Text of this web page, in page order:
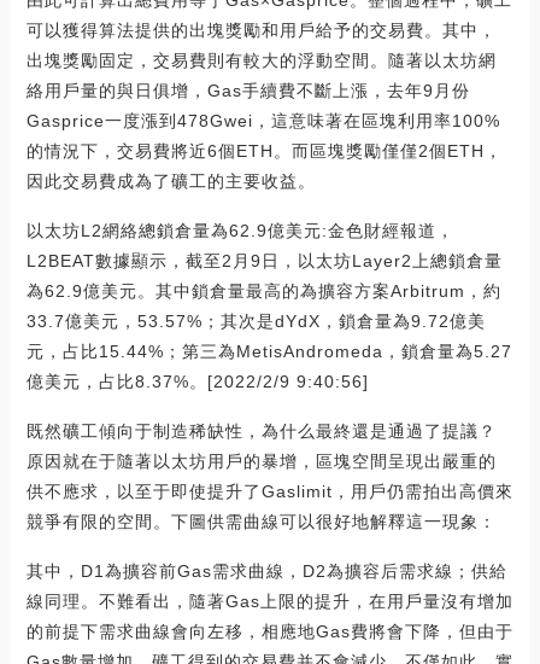
可以獲得算法提供的出塊獎勵和用戶給予的交易費。其中，
出塊獎勵固定，交易費則有較大的浮動空間。隨著以太坊網
絡用戶量的與日俱增，Gas手續費不斷上漲，去年9月份
Gasprice一度漲到478Gwei，這意味著在區塊利用率100%
的情況下，交易費將近6個ETH。而區塊獎勵僅僅2個ETH，
因此交易費成為了礦工的主要收益。
以太坊L2網絡總鎖倉量為62.9億美元:金色財經報道，
L2BEAT數據顯示，截至2月9日，以太坊Layer2上總鎖倉量
為62.9億美元。其中鎖倉量最高的為擴容方案Arbitrum，約
33.7億美元，53.57%；其次是dYdX，鎖倉量為9.72億美
元，占比15.44%；第三為MetisAndromeda，鎖倉量為5.27
億美元，占比8.37%。[2022/2/9 9:40:56]
既然礦工傾向于制造稀缺性，為什么最終還是通過了提議？
原因就在于隨著以太坊用戶的暴增，區塊空間呈現出嚴重的
供不應求，以至于即使提升了Gaslimit，用戶仍需拍出高價來
競爭有限的空間。下圖供需曲線可以很好地解釋這一現象：
其中，D1為擴容前Gas需求曲線，D2為擴容后需求線；供給
線同理。不難看出，隨著Gas上限的提升，在用戶量沒有增加
的前提下需求曲線會向左移，相應地Gas費將會下降，但由于